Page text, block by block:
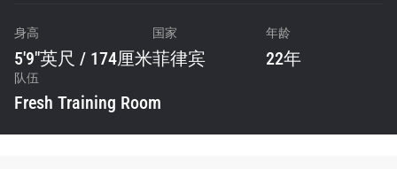
身高
5'9"英尺 / 174厘米
国家
菲律宾
年龄
22年
队伍
Fresh Training Room